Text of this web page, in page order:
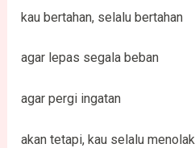
kau bertahan, selalu bertahan
agar lepas segala beban
agar pergi ingatan
akan tetapi, kau selalu menolak